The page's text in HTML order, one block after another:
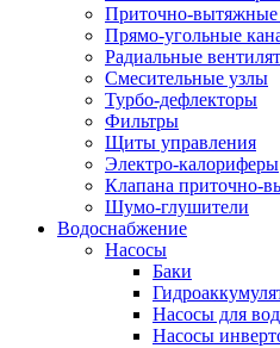
Приточно-вытяжные
Прямо-угольные
Радиальные
Смесительные узлы
Турбо-дефлекторы
Фильтры
Щиты управления
Электро-калориферы
Клапана приточно-
Шумо-глушители
Водоснабжение
Насосы
Баки
Насосы для
Насосы